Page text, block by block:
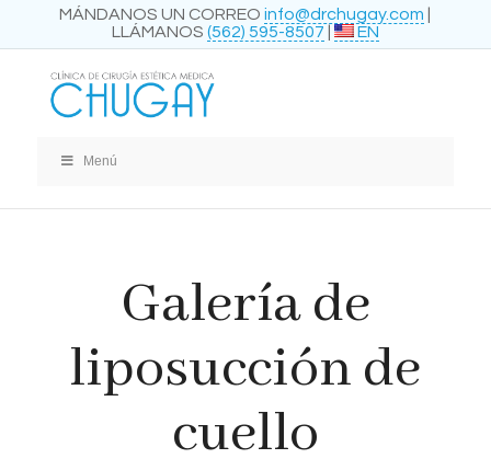
MÁNDANOS UN CORREOinfo@drchugay.com
LLÁMANOS (562) 595-8507 EN
Menú
Galería de
liposucción de
cuello